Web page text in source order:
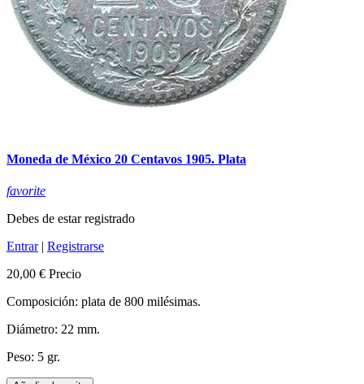
Moneda de México 20 Centavos 1905. Plata
favorite
Debes de estar registrado
Entrar| Registrarse
20,00 € Precio
Composición: plata de 800 milésimas.
Diámetro: 22 mm.
Peso: 5 gr.